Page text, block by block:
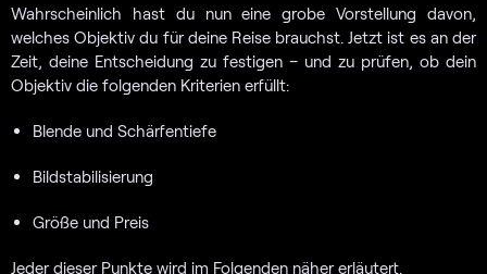
Wahrscheinlich hast du nun eine grobe Vorstellung davon,
welches Objektiv du für deine Reise brauchst. Jetzt ist es an der
Zeit, deine Entscheidung zu festigen – und zu prüfen, ob dein
Objektiv die folgenden Kriterien erfüllt:
Blende und Schärfentiefe
Bildstabilisierung
Größe und Preis
Jeder dieser Punkte wird im Folgenden näher erläutert.